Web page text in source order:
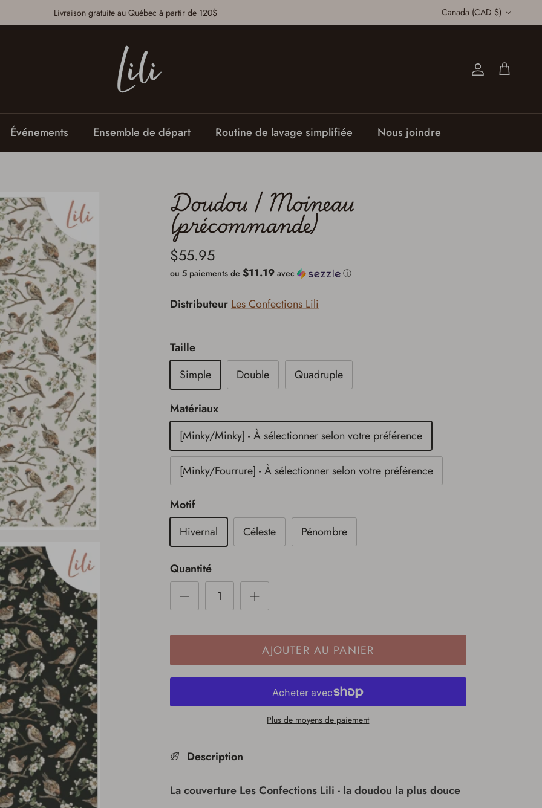
Livraison gratuite au Québec à partir de 120$ Pays
Canada (CAD $)
Compte
Panier
Événements Ensemble de départ Routine de lavage simplifiée Nous joindre
Doudou | Moineau
(précommande)
$55.95
ou 5 paiements de $11.19avec ⓘ
Distributeur Les Confections Lili
Taille
Simple
Double Quadruple
Matériaux
[Minky/Minky] - À sélectionner selon votre préférence
[Minky/Fourrure] - À sélectionner selon votre préférence
Motif
Hivernal
Céleste Pénombre
Quantité
AJOUTER AU PANIER
Plus de moyens de paiement
Description
La couverture Les Confections Lili - la doudou la plus douce